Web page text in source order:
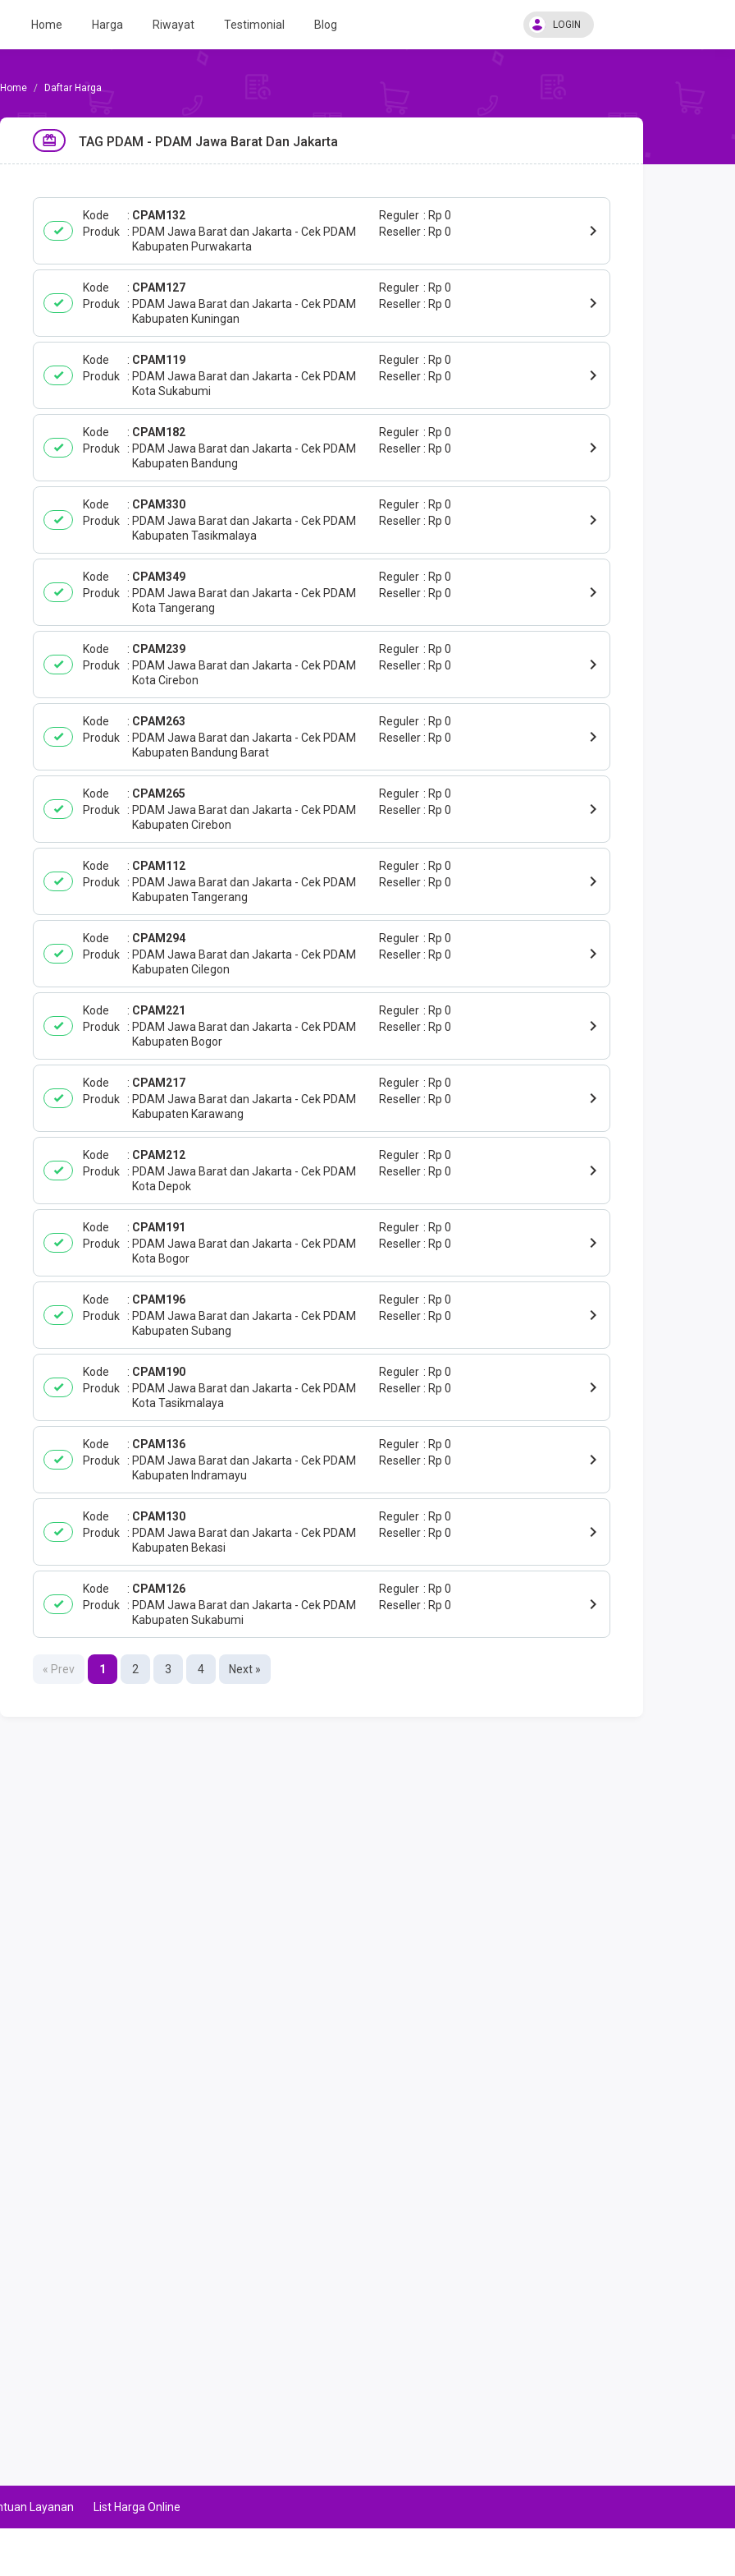
Home Harga Riwayat Testimonial Blog LOGIN
Daftar Harga
TAG PDAM - PDAM Jawa Barat Dan Jakarta
Kode
CPAM132
Produk
PDAM Jawa Barat dan Jakarta - Cek PDAM
Kabupaten Purwakarta
Reguler
Rp 0
Reseller
Rp 0
Kode
CPAM127
Produk
PDAM Jawa Barat dan Jakarta - Cek PDAM
Kabupaten Kuningan
Reguler
Rp 0
Reseller
Rp 0
Kode
CPAM119
Produk
PDAM Jawa Barat dan Jakarta - Cek PDAM
Kota Sukabumi
Reguler
Rp 0
Reseller
Rp 0
Kode
CPAM182
Produk
PDAM Jawa Barat dan Jakarta - Cek PDAM
Kabupaten Bandung
Reguler
Rp 0
Reseller
Rp 0
Kode
CPAM330
Produk
PDAM Jawa Barat dan Jakarta - Cek PDAM
Kabupaten Tasikmalaya
Reguler
Rp 0
Reseller
Rp 0
Kode
CPAM349
Produk
PDAM Jawa Barat dan Jakarta - Cek PDAM
Kota Tangerang
Reguler
Rp 0
Reseller
Rp 0
Kode
CPAM239
Produk
PDAM Jawa Barat dan Jakarta - Cek PDAM
Kota Cirebon
Reguler
Rp 0
Reseller
Rp 0
Kode
CPAM263
Produk
PDAM Jawa Barat dan Jakarta - Cek PDAM
Kabupaten Bandung Barat
Reguler
Rp 0
Reseller
Rp 0
Kode
CPAM265
Produk
PDAM Jawa Barat dan Jakarta - Cek PDAM
Kabupaten Cirebon
Reguler
Rp 0
Reseller
Rp 0
Kode
CPAM112
Produk
PDAM Jawa Barat dan Jakarta - Cek PDAM
Kabupaten Tangerang
Reguler
Rp 0
Reseller
Rp 0
Kode
CPAM294
Produk
PDAM Jawa Barat dan Jakarta - Cek PDAM
Kabupaten Cilegon
Reguler
Rp 0
Reseller
Rp 0
Kode
CPAM221
Produk
PDAM Jawa Barat dan Jakarta - Cek PDAM
Kabupaten Bogor
Reguler
Rp 0
Reseller
Rp 0
Kode
CPAM217
Produk
PDAM Jawa Barat dan Jakarta - Cek PDAM
Kabupaten Karawang
Reguler
Rp 0
Reseller
Rp 0
Kode
CPAM212
Produk
PDAM Jawa Barat dan Jakarta - Cek PDAM
Kota Depok
Reguler
Rp 0
Reseller
Rp 0
Kode
CPAM191
Produk
PDAM Jawa Barat dan Jakarta - Cek PDAM
Kota Bogor
Reguler
Rp 0
Reseller
Rp 0
Kode
CPAM196
Produk
PDAM Jawa Barat dan Jakarta - Cek PDAM
Kabupaten Subang
Reguler
Rp 0
Reseller
Rp 0
Kode
CPAM190
Produk
PDAM Jawa Barat dan Jakarta - Cek PDAM
Kota Tasikmalaya
Reguler
Rp 0
Reseller
Rp 0
Kode
CPAM136
Produk
PDAM Jawa Barat dan Jakarta - Cek PDAM
Kabupaten Indramayu
Reguler
Rp 0
Reseller
Rp 0
Kode
CPAM130
Produk
PDAM Jawa Barat dan Jakarta - Cek PDAM
Kabupaten Bekasi
Reguler
Rp 0
Reseller
Rp 0
Kode
CPAM126
Produk
PDAM Jawa Barat dan Jakarta - Cek PDAM
Kabupaten Sukabumi
Reguler
Rp 0
Reseller
Rp 0
« Prev 1 2 3 4 Next »
Layanan List Harga Online